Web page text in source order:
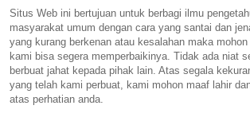
Situs Web ini bertujuan untuk berbagi ilmu
masyarakat umum dengan cara yang santai dan
yang kurang berkenan atau kesalahan maka
kami bisa segera memperbaikinya. Tidak ada niat
berbuat jahat kepada pihak lain. Atas segala
yang telah kami perbuat, kami mohon maaf lahir
atas perhatian anda.